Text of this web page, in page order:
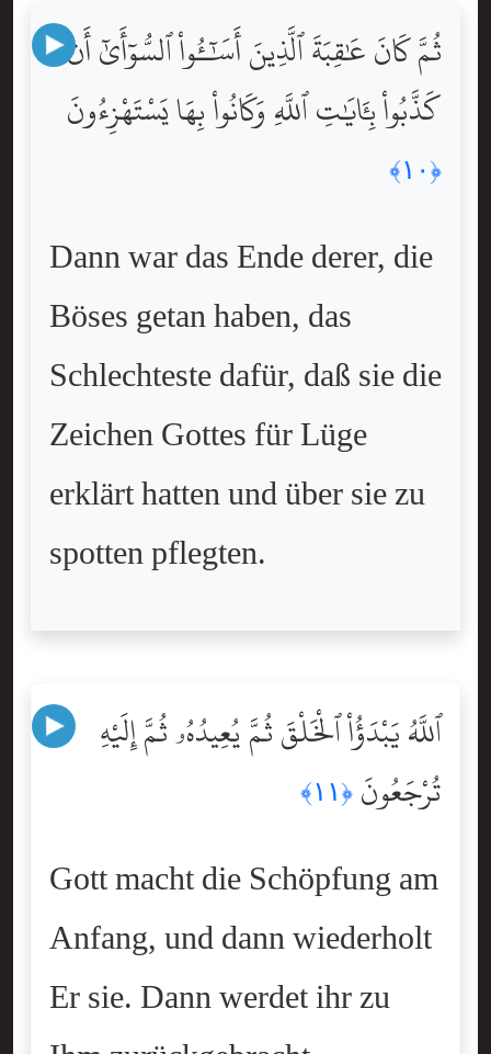
ثُمَّ كَانَ عَٰقِبَةَ ٱلَّذِينَ أَسَٰٓـُٔواْ ٱلسُّوٓأَىٰٓ أَن
كَذَّبُواْ بِـَٔايَٰتِ ٱللَّهِ وَكَانُواْ بِهَا يَسْتَهْزِءُونَ
﴿١٠﴾
Dann war das Ende derer, die
Böses getan haben, das
Schlechteste dafür, daß sie die
Zeichen Gottes für Lüge
erklärt hatten und über sie zu
spotten pflegten.
ٱللَّهُ يَبْدَؤُاْ ٱلْخَلْقَ ثُمَّ يُعِيدُهُۥ ثُمَّ إِلَيْهِ
تُرْجَعُونَ ﴿١١﴾
Gott macht die Schöpfung am
Anfang, und dann wiederholt
Er sie. Dann werdet ihr zu